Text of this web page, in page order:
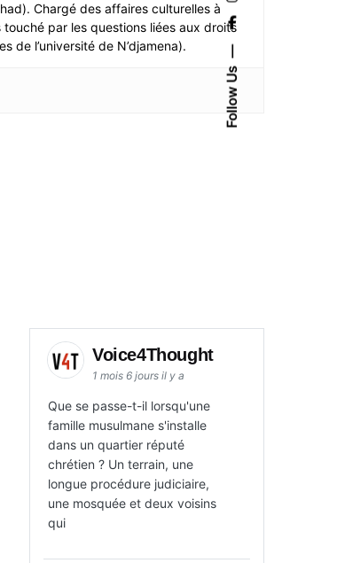
Follow Us
Chargé des affaires culturelles à
touché par les questions liées aux droits
de l’université de N’djamena).
Voice4Thought
1 mois 6 jours il y a
Que se passe-t-il lorsqu'une
famille musulmane s'installe
dans un quartier réputé
chrétien ? Un terrain, une
longue procédure judiciaire,
une mosquée et deux voisins
qui